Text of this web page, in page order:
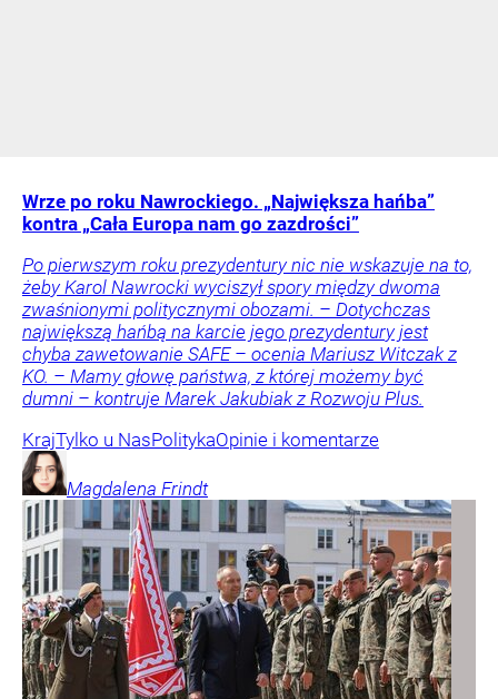
Wrze po roku Nawrockiego. „Największa hańba”
kontra „Cała Europa nam go zazdrości”
Po pierwszym roku prezydentury nic nie wskazuje na to,
żeby Karol Nawrocki wyciszył spory między dwoma
zwaśnionymi politycznymi obozami. – Dotychczas
największą hańbą na karcie jego prezydentury jest
chyba zawetowanie SAFE – ocenia Mariusz Witczak z
KO. – Mamy głowę państwa, z której możemy być
dumni – kontruje Marek Jakubiak z Rozwoju Plus.
KrajTylko u NasPolitykaOpinie i komentarze
Magdalena Frindt